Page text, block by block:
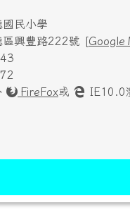
民小學
區興豐路222號 [Google
、 FireFox或
IE10.0